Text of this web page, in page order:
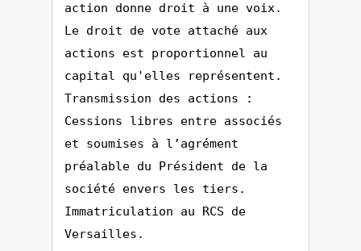
action donne droit à une voix.
Le droit de vote attaché aux
actions est proportionnel au
capital qu'elles représentent.
Transmission des actions :
Cessions libres entre associés
et soumises à l’agrément
préalable du Président de la
société envers les tiers.
Immatriculation au RCS de
Versailles.